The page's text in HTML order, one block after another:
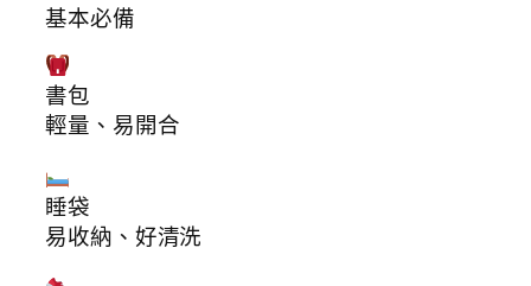
基本必備
書包
輕量、易開合
睡袋
易收納、好清洗